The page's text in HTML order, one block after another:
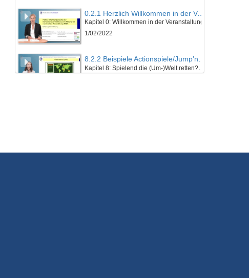
0.2.1 Herzlich Willkommen in der Veranstaltung!
Kapitel 0: Willkommen in der Veranstaltung
1/02/2022